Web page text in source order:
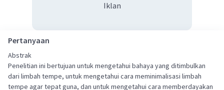
Iklan
Pertanyaan
Abstrak
Penelitian ini bertujuan untuk mengetahui bahaya yang ditimbulkan
dari limbah tempe, untuk mengetahui cara meminimalisasi limbah
tempe agar tepat guna, dan untuk mengetahui cara memberdayakan